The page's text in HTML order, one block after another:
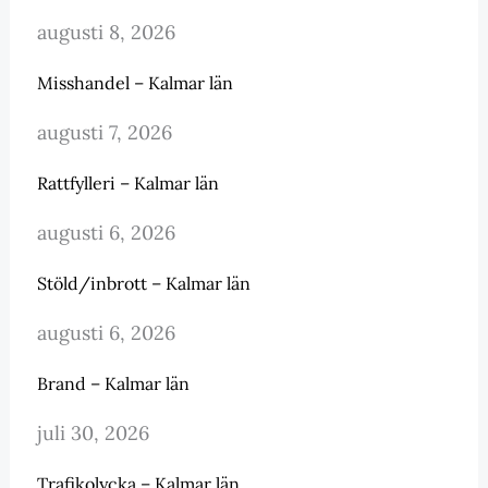
augusti 8, 2026
Misshandel – Kalmar län
augusti 7, 2026
Rattfylleri – Kalmar län
augusti 6, 2026
Stöld/inbrott – Kalmar län
augusti 6, 2026
Brand – Kalmar län
juli 30, 2026